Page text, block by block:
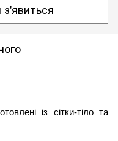
із сітки-тіло та